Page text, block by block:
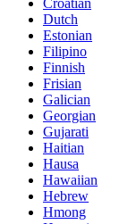
Croatian
Dutch
Estonian
Filipino
Finnish
Frisian
Galician
Georgian
Gujarati
Haitian
Hausa
Hawaiian
Hebrew
Hmong